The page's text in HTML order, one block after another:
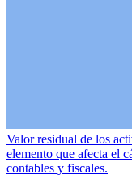
Valor residual de los
elemento que afecta el
contables y fiscales.